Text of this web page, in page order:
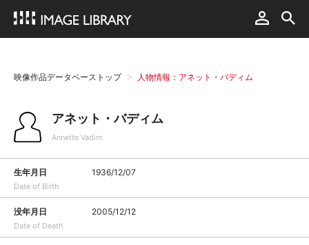
映像作品データベーストップ 人物情報：アネット・バディム
アネット・バディム
Annette Vadim
生年月日
Date of Birth
1936/12/07
没年月日
Date of Death
2005/12/12